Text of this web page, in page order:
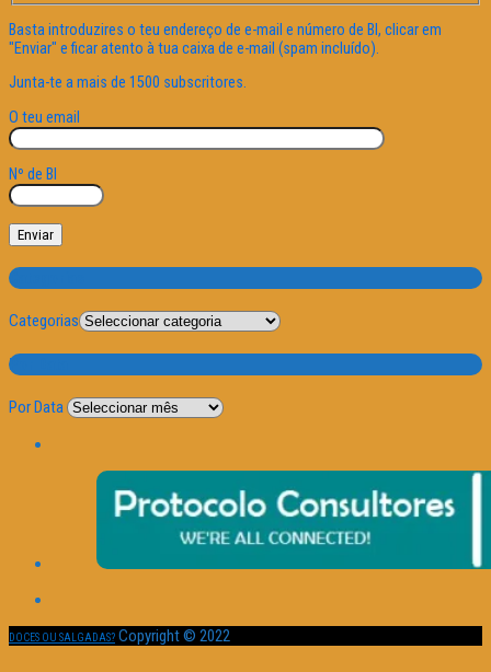
Basta introduzires o teu endereço de e-mail e número de BI, clicar em
"Enviar" e ficar atento à tua caixa de e-mail (spam incluído).
Junta-te a mais de 1500 subscritores.
O teu email
Nº de BI
Categorias
Categorias
Por Data
Por Data
DOCES OU SALGADAS? Copyright © 2022